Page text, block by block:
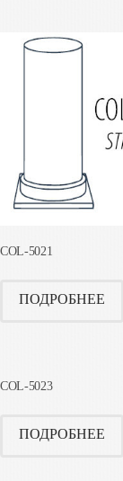
COL-5021
ПОДРОБНЕЕ
COL-5023
ПОДРОБНЕЕ